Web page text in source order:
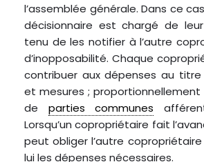
l’assemblée générale. Dans ce
décisionnaire est chargé de
tenu de les notifier à l’autre
d’inopposabilité. Chaque
contribuer aux dépenses au
et mesures ;
de parties communes
Lorsqu’un copropriétaire fait
peut obliger l’autre
lui les dépenses nécessaires.